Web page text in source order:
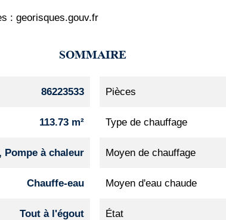
: georisques.gouv.fr
SOMMAIRE
86223533 Pièces
113.73 m² Type de chauffage
Pompe à chaleur Moyen de chauffage
Chauffe-eau Moyen d'eau chaude
Tout à l'égout État